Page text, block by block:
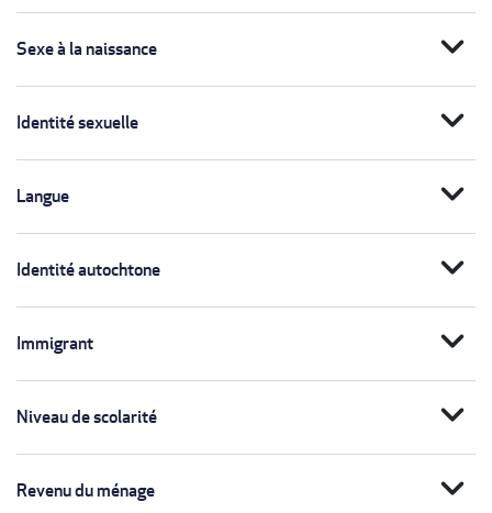
Sexe à la naissance expand_more
Identité sexuelle expand_more
Langue expand_more
Identité autochtone expand_more
Immigrant expand_more
Niveau de scolarité expand_more
Revenu du ménage expand_more